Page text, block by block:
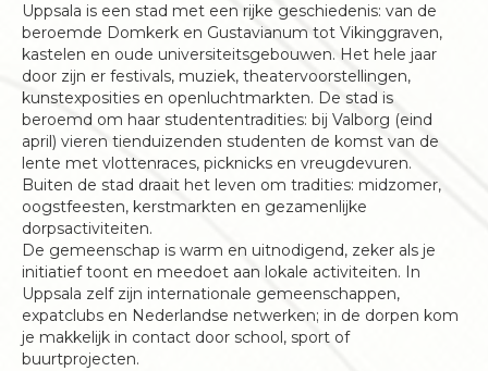
Uppsala is een stad met een rijke geschiedenis: van de
beroemde Domkerk en Gustavianum tot Vikinggraven,
kastelen en oude universiteitsgebouwen. Het hele jaar
door zijn er festivals, muziek, theatervoorstellingen,
kunstexposities en openluchtmarkten. De stad is
beroemd om haar studententradities: bij Valborg (eind
april) vieren tienduizenden studenten de komst van de
lente met vlottenraces, picknicks en vreugdevuren.
Buiten de stad draait het leven om tradities: midzomer,
oogstfeesten, kerstmarkten en gezamenlijke
dorpsactiviteiten.
De gemeenschap is warm en uitnodigend, zeker als je
initiatief toont en meedoet aan lokale activiteiten. In
Uppsala zelf zijn internationale gemeenschappen,
expatclubs en Nederlandse netwerken; in de dorpen kom
je makkelijk in contact door school, sport of
buurtprojecten.